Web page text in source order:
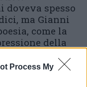
Process My
doveva spesso
ma Gianni
come la
della
alle 15